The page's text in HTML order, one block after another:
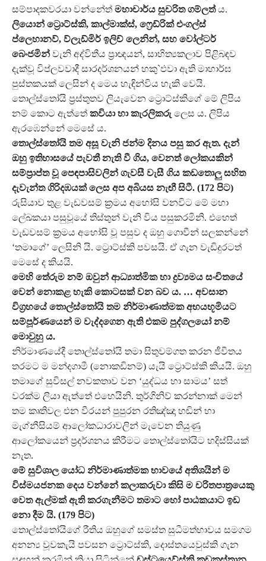
සම්පාදකවරයා වන්නේත් මහාචාර්ය සුචරිත ගම්ලත්ය.
ලියොන් ට්‍රොට්ස්කි, කාල්මාක්ස්, ෆ්‍රෙඩ්රික් එංගල්ස්
ප්ලෙහානව්, ව්ලැඩ්මිර් ඉලිච් ලෙනින්, සහ වෝල්ටර්
බෙංජමින් වැනි අද්විතීය ප්‍රාඥයන්, සාහිත්‍යකලාව පිළිබඳව
දැක්වූ විප්ලවවාදී සාරදර්ශනයන් හකු`ඵවා ඇති මාහාර්ඝ
පුස්තකයක් ලෙසින් ද මෙය හැඳින්විය හැකි වෙයි.
තොල්ස්තෝයි ප්‍රස්තුතව ලියැවෙන ට්‍රොට්ස්කිගේ මේ ලිපිය
නම් කොට ඇත්තේ කවියා හා කැරලිකරු ලෙස ය. ලිපිය
ඇරඹෙන්නේ මෙසේ ය.
තොල්ස්තෝයි තම අසූ වැනි ජන්ම දිනය පසු කර ඇත. දැන්
ඔහු ඉතිහාසයේ පැවතී නැති වී ගිය, වෙනත් ලෝකයකින්
සම්ප්‍රාප්ත වූ පෙඳපාසිවලින් ගැවසී වැසී ගිය කඩතොලු සහිත
දැවැන්ත ගිරිදඹයක් ලෙස අප අබියස නැඟී සිටී. (172 පිට)
රුසියාව තුළ වැඩවසම් ක්‍රමය අහෝසි වනවිට මේ මහා
ලේඛකයා පසුවූයේ තිස්තුන් වැනි විය පසුකරමිනි. එහෙත්
වැඩවසම් ක්‍රමය අහෝසි වූ පසුව ද ඔහු ගොවීන් සලකන්නේ
‘තමාගේ’ ලෙසිනි යි. ට්‍රොට්ස්කි පවසයි. ඒ ගැන වැඩිදුරටත්
මෙසේ ද කියයි.
මෙහි තේරුම නම් ඔවුන් ආධ්‍යාත්මික හා ද්‍රව්‍යමය සංචිතයේ
වෙන් නොකළ හැකි කොටසක් වන බව ය. … අවසාන
විග්‍රහයේ තොල්ස්තෝයි තම නිර්මාණාත්මක අභයභූමියට
සම්පූර්ණයෙන් ම වැද්දගෙන ඇති එකම පුද්ගලයෝ නම්
මොවුහු ය.
නිර්මාණයේදී තොල්ස්තෝයි තමා සිතුවම්ගත කරන ජීවිතය
තරමට ම මන්දගාමී (නොකඩිනම්) යැයි ට්‍රොට්ස්කි කියයි. ඔහු
තමාගේ සුවිසල් නවකතාව වන ‘යුද්ධය හා සාමය’ සත්
වරක්ම ලියා ඇත්තේ එහෙයිනි. තුර්ගිනිව් කරන්නාක් මෙන්
තම කෘතිවල එන වීරයන් පුපුරන රතිඤ්ඤා හඬින් හා
මැග්නීසියම් ආලෝකධාරාවලින් මැවෙන තියුණු
ආලෝකයෙන් ප්‍රදර්ශනය කිරීමට තොල්ස්තෝයිට හදිස්සියක්
නැත.
මේ සුවිශාල යෝධ නිර්මාණාත්මක භාවයේ අතිශයින් ම
විස්මයජනක දෙය වන්නේ කලාකරුවා කිසි ම චරිතපාත්‍රයෙකු
වෙත ඇල්මක් ඇති කරගැනීමට තමාට හෝ පාඨකයාට ඉඩ
නො දීම යි. (179 පිට)
තොල්ස්තෝයිගේ රීතිය ඔහුගේ සමස්ත සුධීමත්භාවය සමගම
අනන්‍ය වූවකැයි පවසන ට්‍රොට්ස්කි, දොස්තයෙවුස්කි ගැන